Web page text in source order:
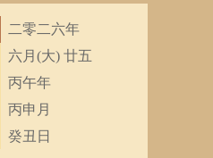
二零二六年
六月(大) 廿五
丙午年
丙申月
癸丑日